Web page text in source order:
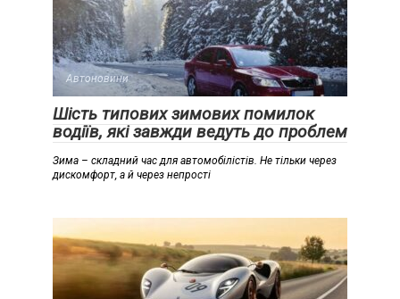
Автоновини
Шість типових зимових помилок
водіїв, які завжди ведуть до проблем
Зима – складний час для автомобілістів. Не тільки через
дискомфорт, а й через непрості